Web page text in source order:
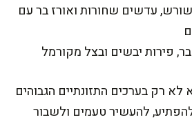
עדשים שחורות ואורז בר עם
פירות יבשים ובצל מקורמל
רק בערכים התזונתיים הגבוהים
להעשיר טעמים ולשבור